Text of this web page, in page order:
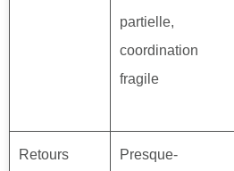
partielle,
coordination
fragile
Retours
Presque-